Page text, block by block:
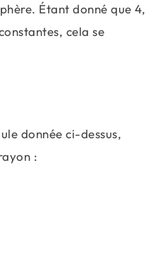
Étant donné que 4,
cela se
donnée ci-dessus,
: